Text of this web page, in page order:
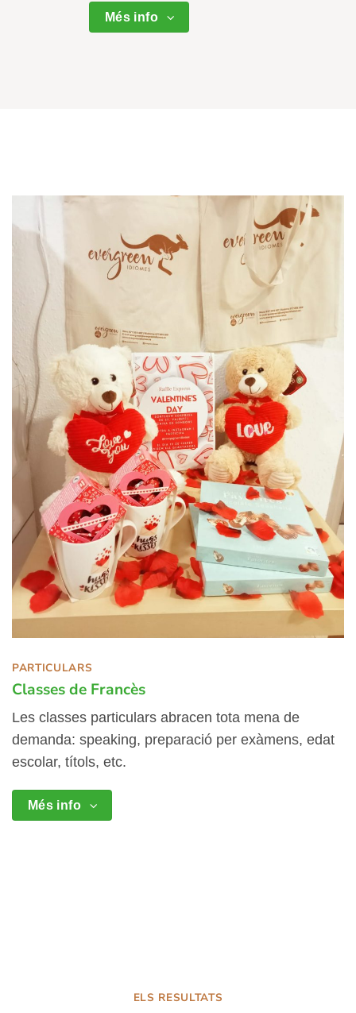
Més info
PARTICULARS
Classes de Francès
Les classes particulars abracen tota mena de
demanda: speaking, preparació per exàmens, edat
escolar, títols, etc.
Més info
ELS RESULTATS